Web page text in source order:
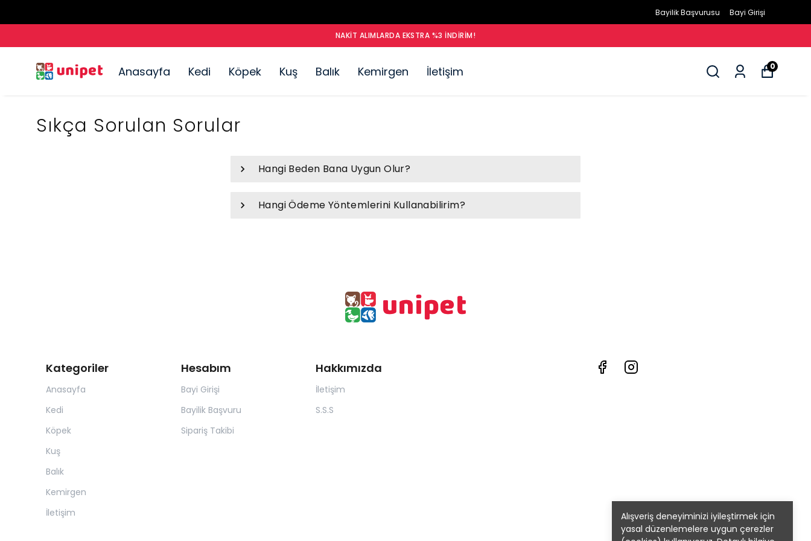
Bayilik Başvurusu Bayi Girişi
NAKIT ALIMLARDA EKSTRA %3 İNDIRIM!
Anasayfa Kedi Köpek Kuş Balık Kemirgen İletişim 0
Alışveriş deneyiminizi iyileştirmek için
yasal düzenlemelere uygun çerezler
Sıkça Sorulan Sorular
Hangi Beden Bana Uygun Olur?
Hangi Ödeme Yöntemlerini Kullanabilirim?
Kategoriler
Anasayfa
Kedi
Köpek
Kuş
Balık
Kemirgen
İletişim
Hesabım
Bayi Girişi
Bayilik Başvuru
Sipariş Takibi
Hakkımızda
İletişim
S.S.S